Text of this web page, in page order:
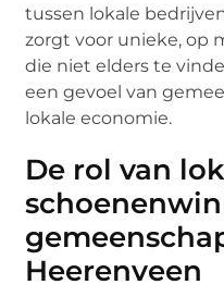
tussen lokale
zorgt voor unieke, op
die niet elders te
een gevoel van
lokale economie.
De rol van
Heerenveen